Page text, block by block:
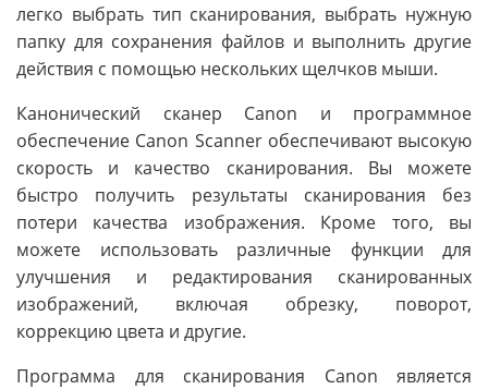
легко выбрать тип сканирования, выбрать нужную
папку для сохранения файлов и выполнить другие
действия с помощью нескольких щелчков мыши.
Канонический сканер Canon и программное
обеспечение Canon Scanner обеспечивают высокую
скорость и качество сканирования. Вы можете
быстро получить результаты сканирования без
потери качества изображения. Кроме того, вы
можете использовать различные функции для
улучшения и редактирования сканированных
изображений, включая обрезку, поворот,
коррекцию цвета и другие.
Программа для сканирования Canon является